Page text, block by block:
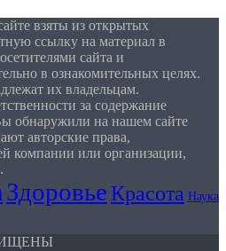
взяты из открытых
ссылку на материал в
сайта и
в ознакомительных целях.
их владельцам.
за содержание
обнаружили на нашем сайте
авторские права,
компании или организации,
ЗдоровьеКрасота Наука